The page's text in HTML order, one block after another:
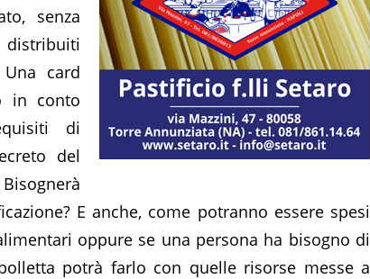
senza
distribuiti
card
in conto
di
del
E anche, come potranno essere spesi
oppure se una persona ha bisogno di
potrà farlo con quelle risorse messe a